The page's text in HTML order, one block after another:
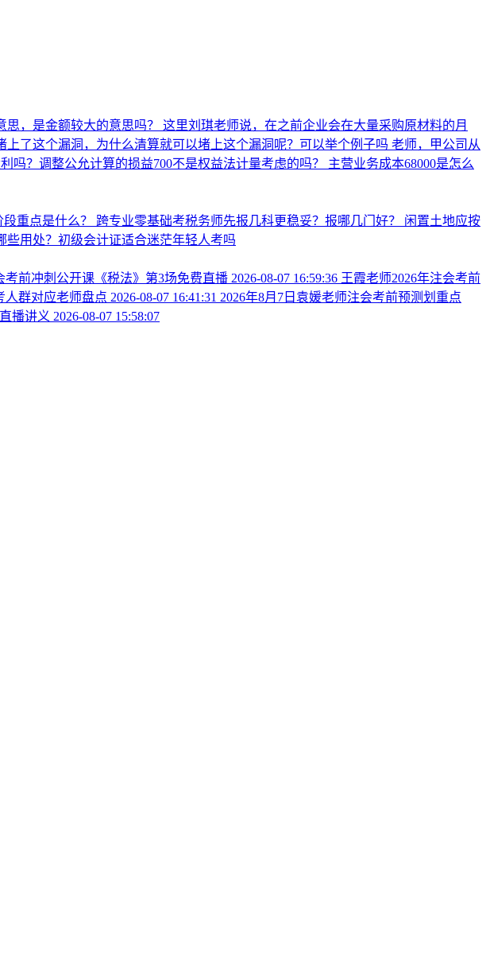
，是金额较大的意思吗？ 这里刘琪老师说，在之前企业会在大量采购原材料的月
了这个漏洞，为什么清算就可以堵上这个漏洞呢？可以举个例子吗 老师，甲公司从
吗？调整公允计算的损益700不是权益法计量考虑的吗？ 主营业务成本68000是怎么
重点是什么？ 跨专业零基础考税务师先报几科更稳妥？报哪几门好？ 闲置土地应按
些用处？初级会计证适合迷茫年轻人考吗
考前冲刺公开课《税法》第3场免费直播 2026-08-07 16:59:36 王霞老师2026年注会考前
人群对应老师盘点 2026-08-07 16:41:31 2026年8月7日袁媛老师注会考前预测划重点
播讲义 2026-08-07 15:58:07